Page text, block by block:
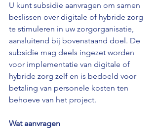
U kunt subsidie aanvragen om samen
beslissen over digitale of hybride zorg
te stimuleren in uw zorgorganisatie,
aansluitend bij bovenstaand doel. De
subsidie mag deels ingezet worden
voor implementatie van digitale of
hybride zorg zelf en is bedoeld voor
betaling van personele kosten ten
behoeve van het project.
Wat aanvragen